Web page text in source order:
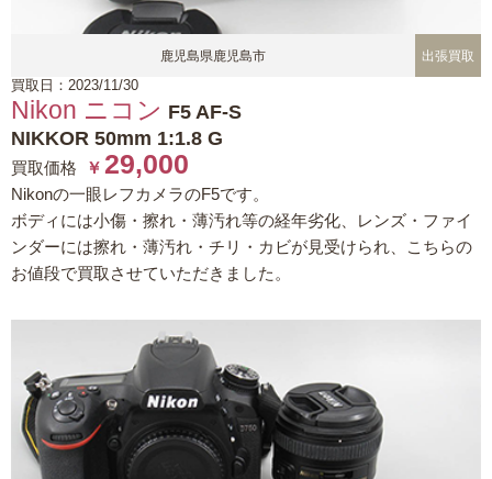
鹿児島県鹿児島市 出張買取
買取日：2023/11/30
Nikon ニコン F5 AF-S
NIKKOR 50mm 1:1.8 G
買取価格 ￥ 29,000
Nikonの一眼レフカメラのF5です。
ボディには小傷・擦れ・薄汚れ等の経年劣化、レンズ・ファイ
ンダーには擦れ・薄汚れ・チリ・カビが見受けられ、こちらの
お値段で買取させていただきました。